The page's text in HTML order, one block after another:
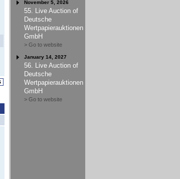
November 5, 2026
55. Live Auction of
Deutsche
Wertpapierauktionen
GmbH
> Go to website
January 14, 2027
56. Live Auction of
Deutsche
Wertpapierauktionen
GmbH
> Go to website